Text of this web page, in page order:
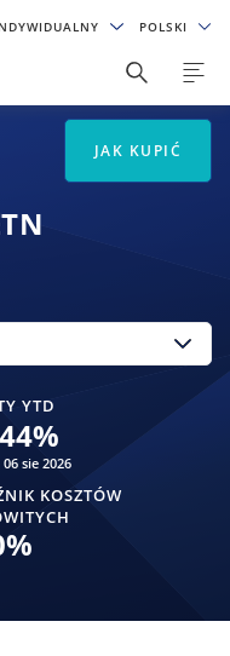
POLSKI
YTD
%
sie 2026
KOSZTÓW
%
JAK KUPIĆ